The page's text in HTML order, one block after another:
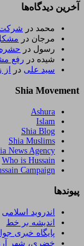
آخرین دیدگاه‌ها
محمد در شرکت
مرجان در
رسول در حشره
شیده در رفع
سید علی در
Shia Movement
Ashura
Islam
Shia Blog
Shia Muslims
News Agency
Who is Hussain
Campaign
پیوندها
اندروید اسلامی
اندیشه بر خط
پایگاه خبری
خضری، شهر